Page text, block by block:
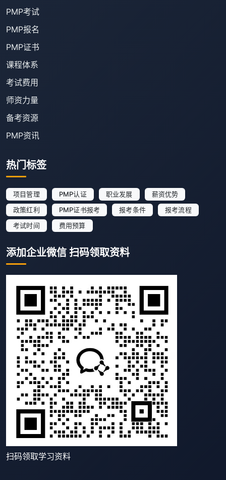
PMP考试
PMP报名
PMP证书
课程体系
考试费用
师资力量
备考资源
PMP资讯
热门标签
项目管理 PMP认证 职业发展
薪资优势
政策红利
PMP证书报考 报考条件
报考流程
考试时间
费用预算
添加企业微信 扫码领取资料
扫码领取学习资料